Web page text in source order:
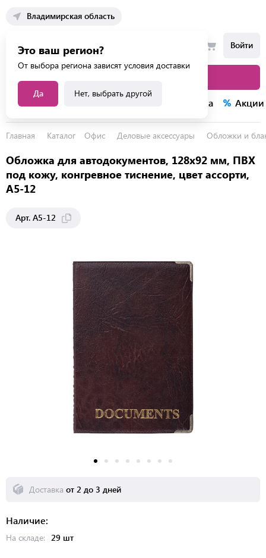
Владимирская область
Это ваш регион?
От выбора региона зависят условия доставки
Да Нет, выбрать другой
Войти
Каталог услуг Распродажа Акции
Главная Каталог Офис Деловые аксессуары Обложки и
Обложка для автодокументов, 128х92 мм, ПВХ
под кожу, конгревное тиснение, цвет ассорти,
А5-12
Арт. А5-12
Наличие:
На складе: 29 шт
Доставка от 2 до 3 дней